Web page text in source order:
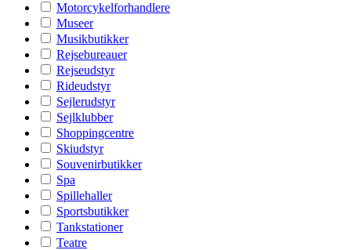
Motorcykelforhandlere
Museer
Musikbutikker
Rejsebureauer
Rejseudstyr
Rideudstyr
Sejlerudstyr
Sejlklubber
Shoppingcentre
Skiudstyr
Souvenirbutikker
Spa
Spillehaller
Sportsbutikker
Tankstationer
Teatre